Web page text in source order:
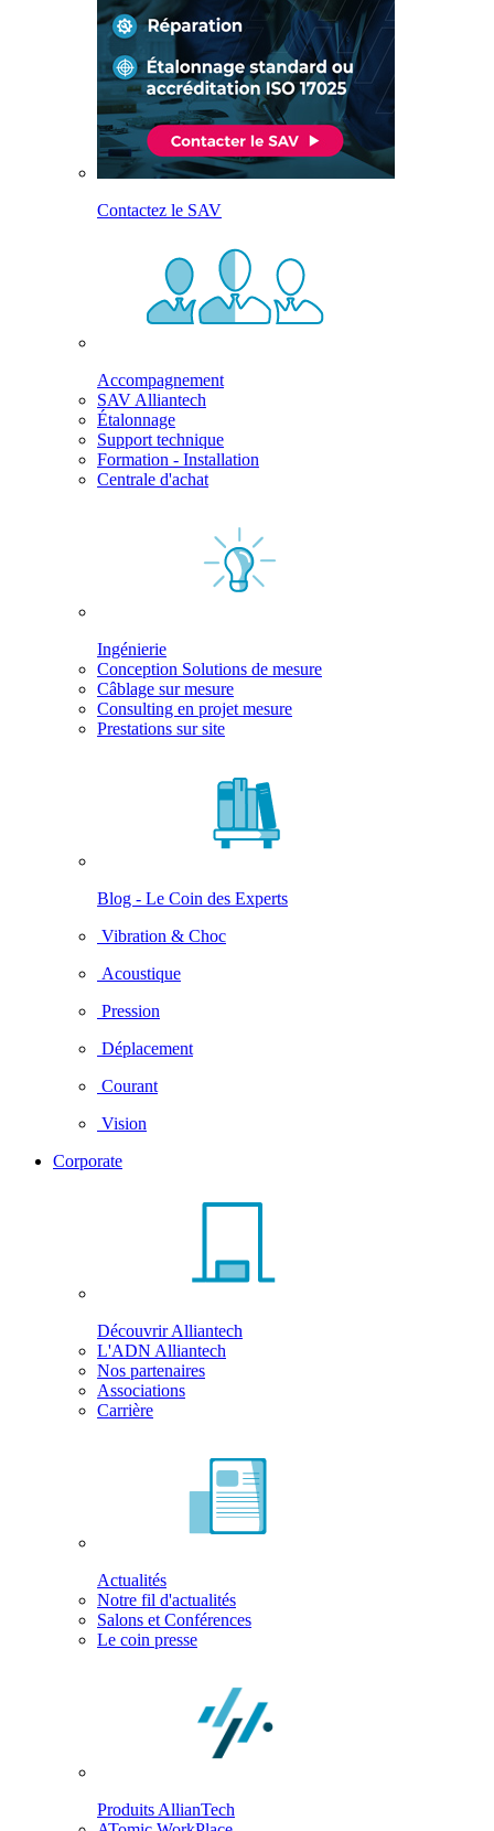
Contactez le SAV
Accompagnement
SAV Alliantech
Étalonnage
Support technique
Formation - Installation
Centrale d'achat
Ingénierie
Conception Solutions de mesure
Câblage sur mesure
Consulting en projet mesure
Prestations sur site
Blog - Le Coin des Experts
Vibration & Choc
Acoustique
Pression
Déplacement
Courant
Vision
Corporate
Découvrir Alliantech
L'ADN Alliantech
Nos partenaires
Associations
Carrière
Actualités
Notre fil d'actualités
Salons et Conférences
Le coin presse
Produits AllianTech